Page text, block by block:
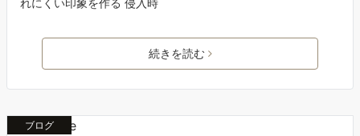
れにくい印象を作る 侵入時
続きを読む
ブログ